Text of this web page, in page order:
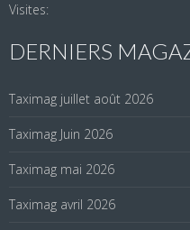
Visites:
DERNIERS
Taximag juillet août 2026
Taximag Juin 2026
Taximag mai 2026
Taximag avril 2026